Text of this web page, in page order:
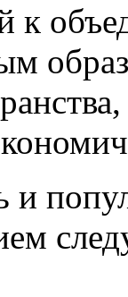
к
и